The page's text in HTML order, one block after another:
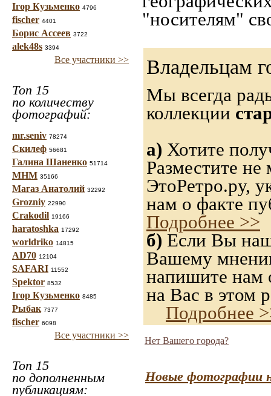
Ігор Кузьменко 4796
fischer 4401
Борис Ассеев 3722
alek48s 3394
Все участники >>
Топ 15
по количеству
фотографий:
mr.seniv 78274
Скилеф 56681
Галина Шаненко 51714
МНМ 35166
Магаз Анатолий 32292
Grozniy 22990
Crakodil 19166
haratoshka 17292
worldriko 14815
AD70 12104
SAFARI 11552
Spektor 8532
Ігор Кузьменко 8485
Рыбак 7377
fischer 6098
Все участники >>
Топ 15
по дополненным
публикациям:
"носителям"
Владельцам
Мы всегда
коллекции
а) Хотите
Разместите
ЭтоРетро.ру,
нам о факте
Подробнее >>
б) Если Вы
Вашему
напишите нам
на Вас в этом
Подробнее
Нет Вашего города?
Новые фотографии